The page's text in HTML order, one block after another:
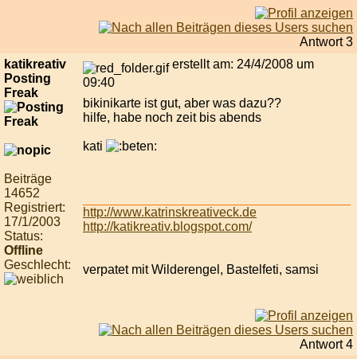
Antwort 3
katikreativ
Posting
Freak
Beiträge
14652
Registriert:
17/1/2003
Status:
Offline
Geschlecht:
erstellt am: 24/4/2008 um
09:40
bikinikarte ist gut, aber was dazu??
hilfe, habe noch zeit bis abends
kati
http://www.katrinskreativeck.de
http://katikreativ.blogspot.com/
verpatet mit Wilderengel, Bastelfeti, samsi
Antwort 4